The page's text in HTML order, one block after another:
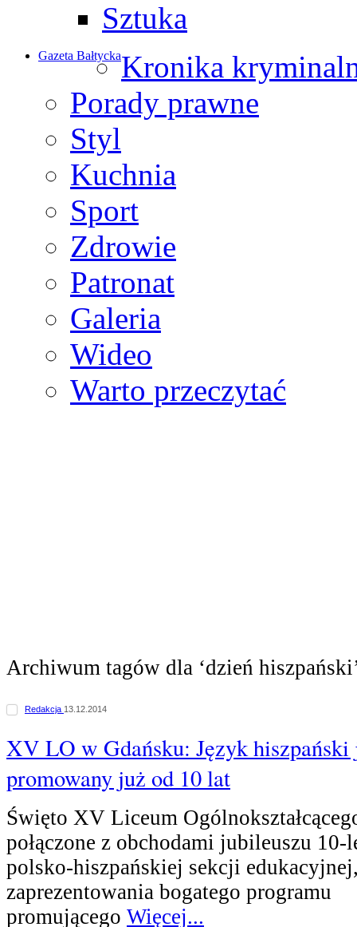
Sztuka
Gazeta BałtyckaKronika
Porady prawne
Styl
Kuchnia
Sport
Zdrowie
Patronat
Galeria
Wideo
Warto przeczytać
Archiwum tagów dla ‘dzień
Redakcja 13.12.2014
XV LO w Gdańsku: Język hiszpański
promowany już od 10 lat
Święto XV Liceum
połączone z obchodami jubileuszu
polsko-hiszpańskiej sekcji
zaprezentowania bogatego programu
promującego Więcej...